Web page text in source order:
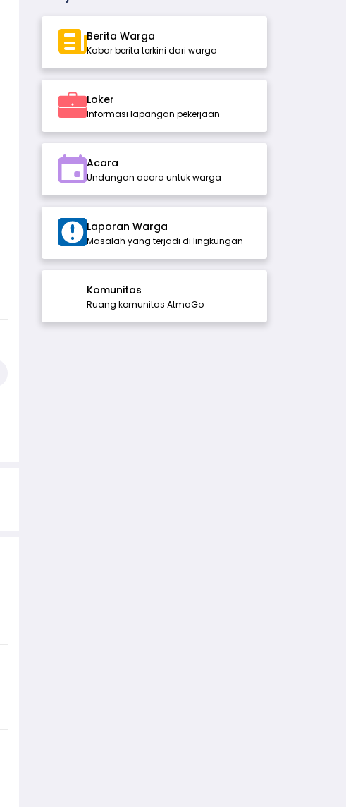
Berita Warga
Kabar berita terkini dari warga
Loker
Informasi lapangan pekerjaan
Acara
Undangan acara untuk warga
Laporan Warga
Masalah yang terjadi di lingkungan
Komunitas
Ruang komunitas AtmaGo